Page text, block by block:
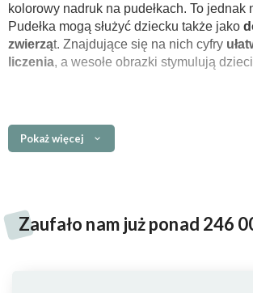
kolorowy nadruk na pudełkach. To jednak
Pudełka mogą służyć dziecku także jako
zwierząt. Znajdujące się na nich cyfry
liczenia, a wesołe obrazki stymulują
Główne cechy:
zestaw składa się z
je z wyjątkową dbałością o detale
Pokaż więcej
Zaufało nam już ponad 246